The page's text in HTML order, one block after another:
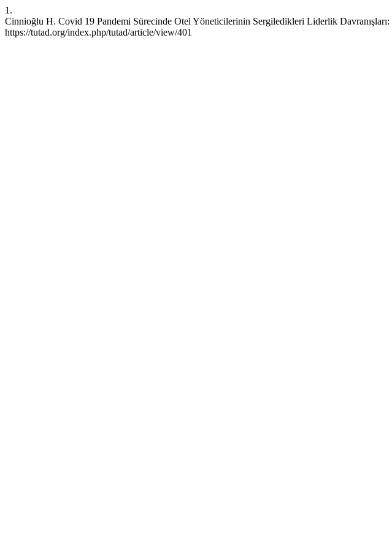
1.
Cinnioğlu H. Covid 19 Pandemi Sürecinde Otel Yöneticilerinin Sergiledikleri Liderlik
https://tutad.org/index.php/tutad/article/view/401